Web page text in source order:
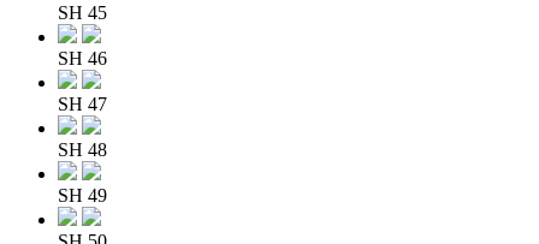
SH 45
SH 46
SH 47
SH 48
SH 49